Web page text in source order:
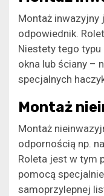
Montaż
odpowiednik.
Niestety tego
okna lub ściany –
specjalnych
Montaż
Montaż
odpornością np.
Roleta jest w tym
pomocą
samoprzylepnej